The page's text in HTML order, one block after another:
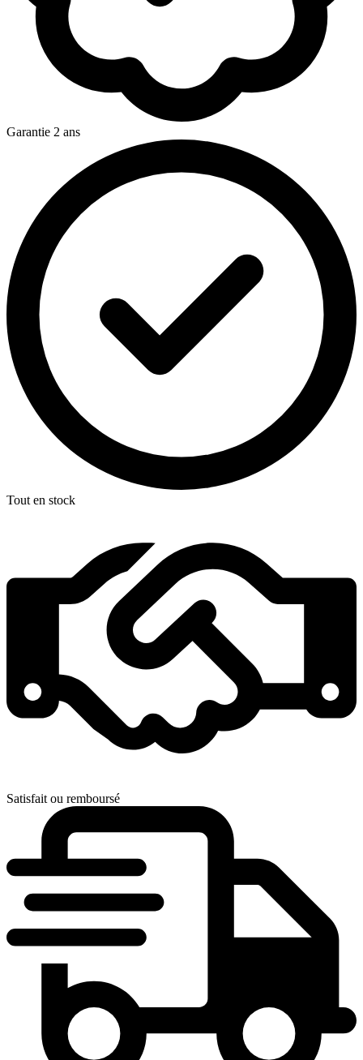
Garantie 2 ans
Tout en stock
Satisfait ou remboursé